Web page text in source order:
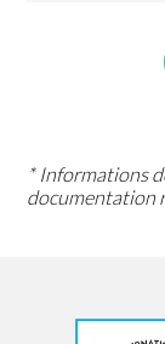
* Informations
documentation